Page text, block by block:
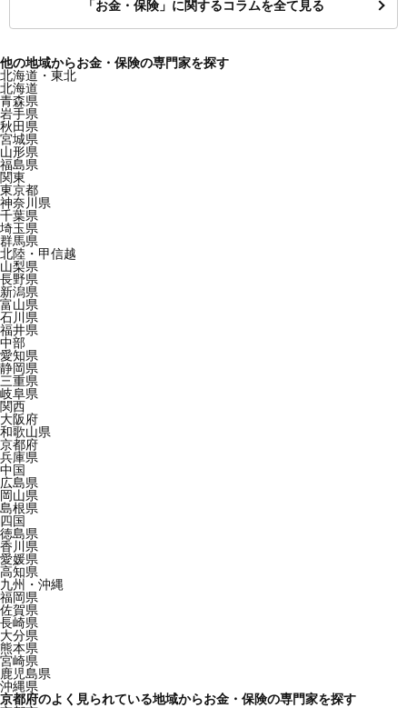
「お金・保険」に関するコラムを全て見る
他の地域からお金・保険の専門家を探す
北海道・東北
北海道
青森県
岩手県
秋田県
宮城県
山形県
福島県
関東
東京都
神奈川県
千葉県
埼玉県
群馬県
北陸・甲信越
山梨県
長野県
新潟県
富山県
石川県
福井県
中部
愛知県
静岡県
三重県
岐阜県
関西
大阪府
和歌山県
京都府
兵庫県
中国
広島県
岡山県
島根県
四国
徳島県
香川県
愛媛県
高知県
九州・沖縄
福岡県
佐賀県
長崎県
大分県
熊本県
宮崎県
鹿児島県
沖縄県
京都府のよく見られている地域からお金・保険の専門家を探す